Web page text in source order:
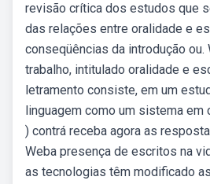
revisão crítica dos estudos que
das relações entre oralidade e
conseqüências da introdução ou.
trabalho, intitulado oralidade e
letramento consiste, em um
linguagem como um sistema em
) contrá receba agora as
Weba presença de escritos na
as tecnologias têm modificado